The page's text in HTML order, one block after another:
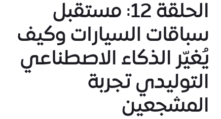
الحلقة 12: مستقبل
سباقات السيارات وكيف
يُغيّر الذكاء الاصطناعي
التوليدي تجربة
المشجعين